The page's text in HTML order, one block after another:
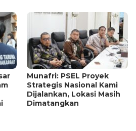
Munafri: PSEL Proyek
Strategis Nasional Kami
Dijalankan, Lokasi Masih
Dimatangkan